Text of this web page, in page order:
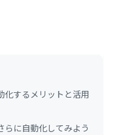
化するメリットと活用
らに自動化してみよう